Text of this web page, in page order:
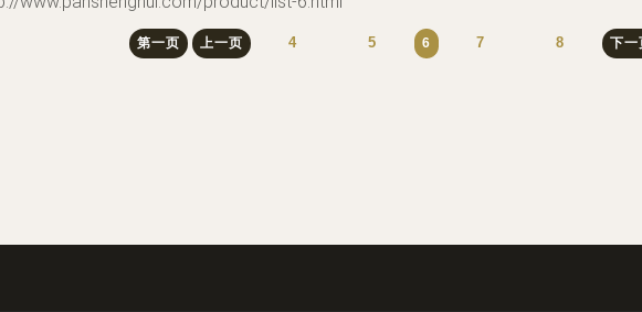
第一页 上一页 4 5 6 7 8 下一